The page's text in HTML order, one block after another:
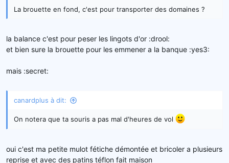
La brouette en fond, c'est pour transporter des domaines ?
la balance c'est pour peser les lingots d'or :drool:
et bien sure la brouette pour les emmener a la banque :yes3:
mais :secret:
canardplus à dit:
On notera que ta souris a pas mal d'heures de vol
oui c'est ma petite mulot fétiche démontée et bricoler a plusieurs
reprise et avec des patins téflon fait maison